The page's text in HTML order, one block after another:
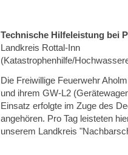
Technische Hilfeleistung bei
Landkreis Rottal-Inn
(Katastrophenhilfe/
Die Freiwillige Feuerwehr
und ihrem GW-L2
Einsatz erfolgte im Zuge des
angehören. Pro Tag leisteten
unserem Landkreis